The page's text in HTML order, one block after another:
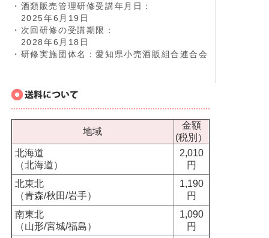
・酒類販売管理研修受講年月日：
2025年6月19日
・次回研修の受講期限：
2028年6月18日
・研修実施団体名：愛知県小売酒販組合連合会
地域
金額
(税別）
北海道
（北海道）
2,010
円
北東北
（青森/秋田/岩手）
1,190
円
南東北
（山形/宮城/福島）
1,090
円